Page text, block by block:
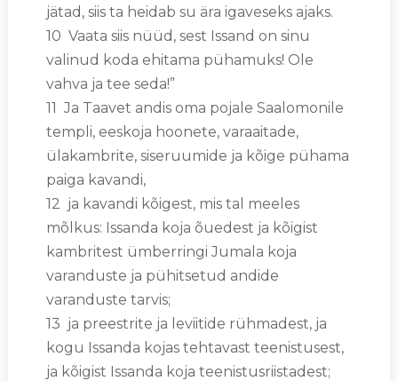
jätad, siis ta heidab su ära igaveseks ajaks.
10 Vaata siis nüüd, sest Issand on sinu
valinud koda ehitama pühamuks! Ole
vahva ja tee seda!”
11 Ja Taavet andis oma pojale Saalomonile
templi, eeskoja hoonete, varaaitade,
ülakambrite, siseruumide ja kõige pühama
paiga kavandi,
12 ja kavandi kõigest, mis tal meeles
mõlkus: Issanda koja õuedest ja kõigist
kambritest ümberringi Jumala koja
varanduste ja pühitsetud andide
varanduste tarvis;
13 ja preestrite ja leviitide rühmadest, ja
kogu Issanda kojas tehtavast teenistusest,
ja kõigist Issanda koja teenistusriistadest;